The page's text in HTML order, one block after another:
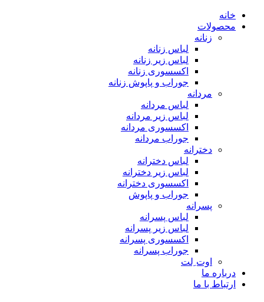
خانه
محصولات
زنانه
لباس زنانه
لباس زیر زنانه
اکسسوری زنانه
جوراب و پاپوش زنانه
مردانه
لباس مردانه
لباس زیر مردانه
اکسسوری مردانه
جوراب مردانه
دخترانه
لباس دخترانه
لباس زیر دخترانه
اکسسوری دخترانه
جوراب و پاپوش
پسرانه
لباس پسرانه
لباس زیر پسرانه
اکسسوری پسرانه
جوراب پسرانه
اوت ِلت
درباره ما
ارتباط با ما